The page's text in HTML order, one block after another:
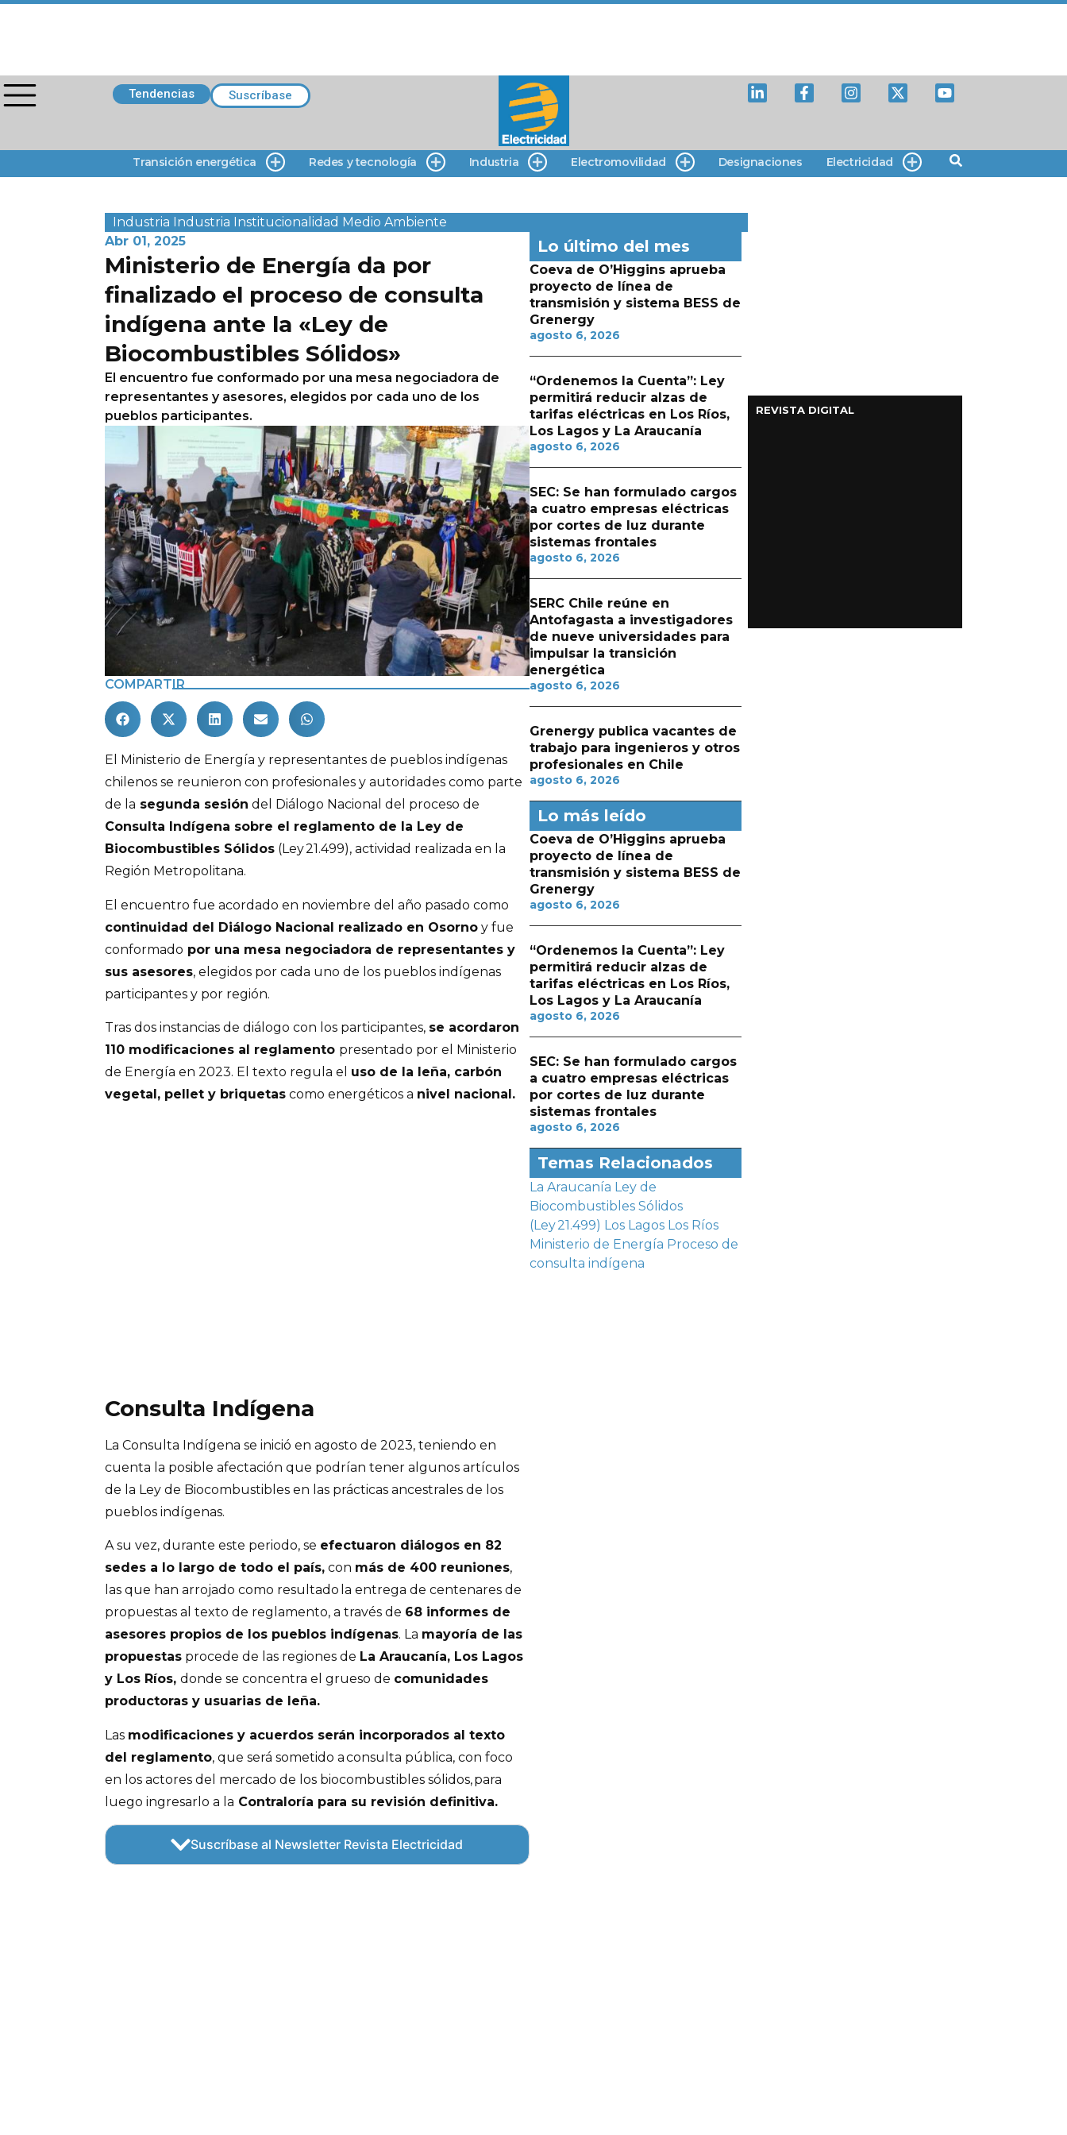
Tendencias Suscríbase
Transición energética Redes y tecnología Industria Electromovilidad Designaciones Electricidad
Industria Industria Institucionalidad Medio Ambiente
Abr 01, 2025
Ministerio de Energía da por
finalizado el proceso de consulta
indígena ante la «Ley de
Biocombustibles Sólidos»
El encuentro fue conformado por una mesa negociadora de
representantes y asesores, elegidos por cada uno de los
pueblos participantes.
COMPARTIR
El Ministerio de Energía y representantes de pueblos indígenas
chilenos se reunieron con profesionales y autoridades como parte
de la segunda sesión del Diálogo Nacional del proceso de
Consulta Indígena sobre el reglamento de la Ley de
Biocombustibles Sólidos (Ley 21.499), actividad realizada en la
Región Metropolitana.
El encuentro fue acordado en noviembre del año pasado como
continuidad del Diálogo Nacional realizado en Osorno y fue
conformado por una mesa negociadora de representantes y
sus asesores, elegidos por cada uno de los pueblos indígenas
participantes y por región.
Tras dos instancias de diálogo con los participantes, se acordaron
110 modificaciones al reglamento presentado por el Ministerio
de Energía en 2023. El texto regula el uso de la leña, carbón
vegetal, pellet y briquetas como energéticos a nivel nacional.
Consulta Indígena
La Consulta Indígena se inició en agosto de 2023, teniendo en
cuenta la posible afectación que podrían tener algunos artículos
de la Ley de Biocombustibles en las prácticas ancestrales de los
pueblos indígenas.
A su vez, durante este periodo, se efectuaron diálogos en 82
sedes a lo largo de todo el país, con más de 400 reuniones,
las que han arrojado como resultado la entrega de centenares de
propuestas al texto de reglamento, a través de 68 informes de
asesores propios de los pueblos indígenas. La mayoría de las
propuestas procede de las regiones de La Araucanía, Los Lagos
y Los Ríos, donde se concentra el grueso de comunidades
productoras y usuarias de leña.
Las modificaciones y acuerdos serán incorporados al texto
del reglamento, que será sometido a consulta pública, con foco
en los actores del mercado de los biocombustibles sólidos, para
luego ingresarlo a la Contraloría para su revisión definitiva.
Suscríbase al Newsletter Revista Electricidad
Lo último del mes
Coeva de O’Higgins aprueba
proyecto de línea de
transmisión y sistema BESS de
Grenergy
agosto 6, 2026
“Ordenemos la Cuenta”: Ley
permitirá reducir alzas de
tarifas eléctricas en Los Ríos,
Los Lagos y La Araucanía
agosto 6, 2026
SEC: Se han formulado cargos
a cuatro empresas eléctricas
por cortes de luz durante
sistemas frontales
agosto 6, 2026
SERC Chile reúne en
Antofagasta a investigadores
de nueve universidades para
impulsar la transición
energética
agosto 6, 2026
Grenergy publica vacantes de
trabajo para ingenieros y otros
profesionales en Chile
agosto 6, 2026
Lo más leído
Coeva de O’Higgins aprueba
proyecto de línea de
transmisión y sistema BESS de
Grenergy
agosto 6, 2026
“Ordenemos la Cuenta”: Ley
permitirá reducir alzas de
tarifas eléctricas en Los Ríos,
Los Lagos y La Araucanía
agosto 6, 2026
SEC: Se han formulado cargos
a cuatro empresas eléctricas
por cortes de luz durante
sistemas frontales
agosto 6, 2026
Temas Relacionados
La Araucanía Ley de
Biocombustibles Sólidos
(Ley 21.499) Los Lagos Los Ríos
Ministerio de Energía Proceso de
consulta indígena
REVISTA DIGITAL